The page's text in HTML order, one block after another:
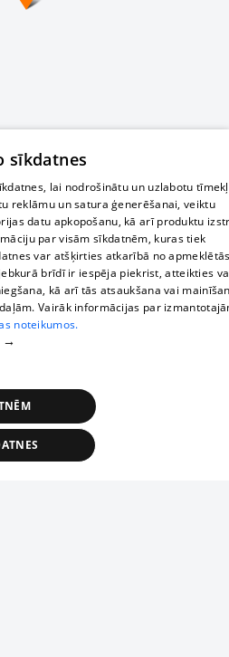
sīkdatnes
lai nodrošinātu un uzlabotu
reklāmu un satura ģenerēšanai, veiktu
datu apkopošanu, kā arī produktu
par visām sīkdatnēm, kuras tiek
var atšķirties atkarībā no
brīdī ir iespēja piekrist, atteikties
kā arī tās atsaukšana vai
Vairāk informācijas par
noteikumos.
→